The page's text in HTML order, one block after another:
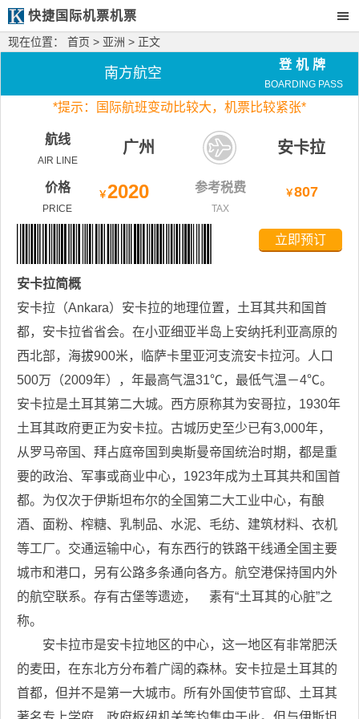
快捷国际机票机票
现在位置： 首页 > 亚洲 > 正文
南方航空
登机牌
BOARDING PASS
*提示：国际航班变动比较大， 机票比较紧张*
航线
AIR LINE
广州 安卡拉
价格
PRICE
￥2020 参考税费
TAX
￥807
立即预订
安卡拉简概
安卡拉（Ankara）安卡拉的地理位置，土耳其共和国首
都，安卡拉省省会。在小亚细亚半岛上安纳托利亚高原的
西北部，海拔900米，临萨卡里亚河支流安卡拉河。人口
500万（2009年），年最高气温31℃，最低气温－4℃。
安卡拉是土耳其第二大城。西方原称其为安哥拉，1930年
土耳其政府更正为安卡拉。古城历史至少已有3,000年，
从罗马帝国、拜占庭帝国到奥斯曼帝国统治时期，都是重
要的政治、军事或商业中心，1923年成为土耳其共和国首
都。为仅次于伊斯坦布尔的全国第二大工业中心，有酿
酒、面粉、榨糖、乳制品、水泥、毛纺、建筑材料、衣机
等工厂。交通运输中心，有东西行的铁路干线通全国主要
城市和港口，另有公路多条通向各方。航空港保持国内外
的航空联系。存有古堡等遗迹， 素有“土耳其的心脏”之
称。
安卡拉市是安卡拉地区的中心，这一地区有非常肥沃
的麦田，在东北方分布着广阔的森林。安卡拉是土耳其的
首都，但并不是第一大城市。所有外国使节官邸、土耳其